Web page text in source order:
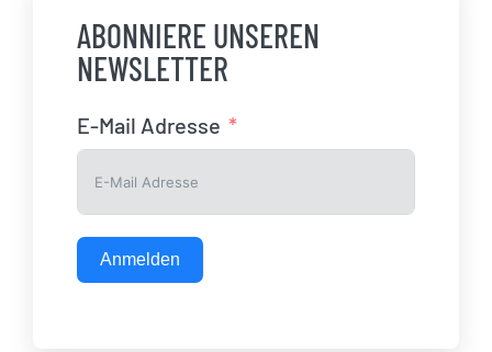
ABONNIERE UNSEREN
NEWSLETTER
E-Mail Adresse
Anmelden